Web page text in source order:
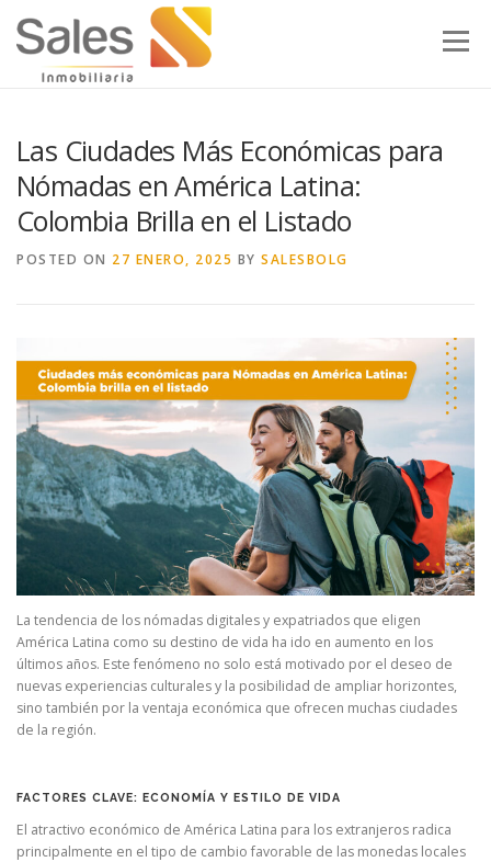
Menu
Las Ciudades Más Económicas para
Nómadas en América Latina:
Colombia Brilla en el Listado
POSTED ON 27 ENERO, 2025 BY SALESBOLG
La tendencia de los nómadas digitales y expatriados que eligen
América Latina como su destino de vida ha ido en aumento en los
últimos años. Este fenómeno no solo está motivado por el deseo de
nuevas experiencias culturales y la posibilidad de ampliar horizontes,
sino también por la ventaja económica que ofrecen muchas ciudades
de la región.
FACTORES CLAVE: ECONOMÍA Y ESTILO DE VIDA
El atractivo económico de América Latina para los extranjeros radica
principalmente en el tipo de cambio favorable de las monedas locales